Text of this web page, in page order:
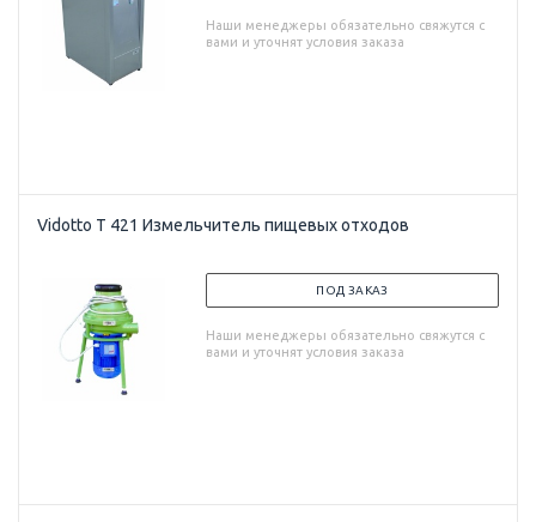
Наши менеджеры обязательно свяжутся с
вами и уточнят условия заказа
Vidotto T 421 Измельчитель пищевых отходов
ПОД ЗАКАЗ
Наши менеджеры обязательно свяжутся с
вами и уточнят условия заказа